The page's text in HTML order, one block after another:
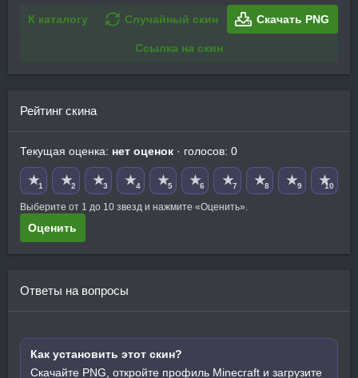
К каталогу Случайный скин Скачать PNG
Ссылка на скин
Рейтинг скина
Текущая оценка: нет оценок · голосов: 0
★1 ★2 ★3 ★4 ★5 ★6 ★7 ★8 ★9 ★10
Выберите от 1 до 10 звезд и нажмите «Оценить».
Оценить
Ответы на вопросы
Как установить этот скин?
Скачайте PNG, откройте профиль Minecraft и загрузите